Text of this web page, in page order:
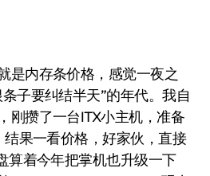
子要纠结半天”的年代。我自
刚攒了一台ITX小主机，准备
结果一看价格，好家伙，直接
算着今年把掌机也升级一下